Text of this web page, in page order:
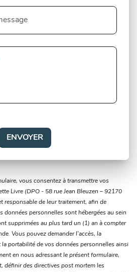
ENVOYER
vous consentez à transmettre vos
Livre (DPO - 58 rue Jean Bleuzen – 92170
responsable de leur traitement, afin de
données personnelles sont hébergées au sein
supprimées au plus tard un (1) an à compter
Vous pouvez demander l’accès, la
portabilité de vos données personnelles ainsi
en nous adressant le présent formulaire,
définir des directives post mortem les